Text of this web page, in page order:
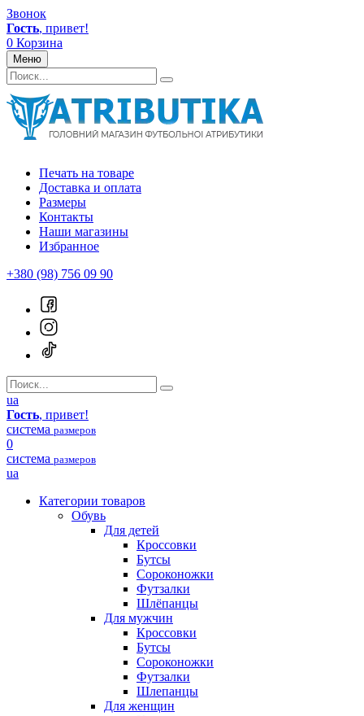
Звонок
Гость, привет!
0 Корзина
Меню
Печать на товаре
Доставка и оплата
Размеры
Контакты
Наши магазины
Избранное
+380 (98) 756 09 90
ua
Гость, привет!
система размеров
0
система размеров
ua
Категории товаров
Обувь
Для детей
Кроссовки
Бутсы
Сороконожки
Футзалки
Шлёпанцы
Для мужчин
Кроссовки
Бутсы
Сороконожки
Футзалки
Шлепанцы
Для женщин